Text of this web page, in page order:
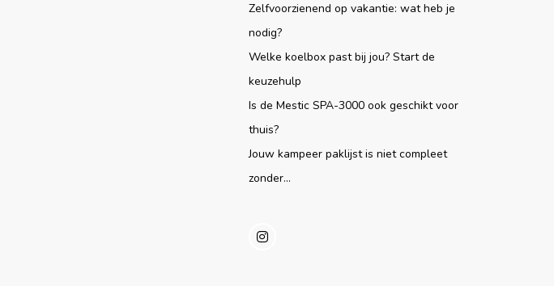
Zelfvoorzienend op vakantie: wat heb je
nodig?
Welke koelbox past bij jou? Start de
keuzehulp
Is de Mestic SPA-3000 ook geschikt voor
thuis?
Jouw kampeer paklijst is niet compleet
zonder...